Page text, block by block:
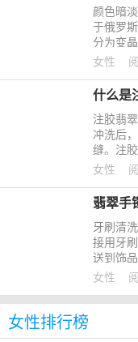
颜色暗
于俄罗
分为变
透明度
女性
什么是
注胶翡
冲洗后
缝。注
起来更
女性
翡翠手
牙刷清
接用牙
送到饰
上蜡，
女性
女性排行榜